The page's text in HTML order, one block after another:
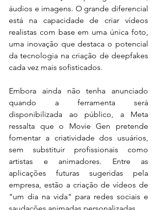
áudios e imagens. O grande diferencial
está na capacidade de criar vídeos
realistas com base em uma única foto,
uma inovação que destaca o potencial
da tecnologia na criação de deepfakes
cada vez mais sofisticados.
Embora ainda não tenha anunciado
quando a ferramenta será
disponibilizada ao público, a Meta
ressalta que o Movie Gen pretende
fomentar a criatividade dos usuários,
sem substituir profissionais como
artistas e animadores. Entre as
aplicações futuras sugeridas pela
empresa, estão a criação de vídeos de
"um dia na vida" para redes sociais e